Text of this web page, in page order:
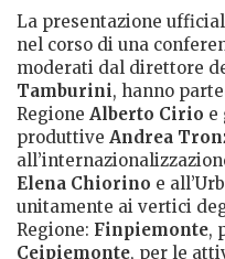
La presentazione
nel corso di una
moderati dal direttore
Tamburini, hanno
Regione Alberto Cirio e
produttive Andrea
Elena Chiorino e
unitamente ai vertici
Regione: Finpiemonte,
Ceipiemonte, per le